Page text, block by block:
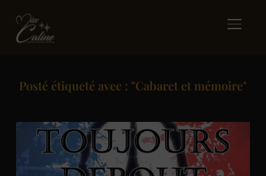
Posté étiqueté avec : "Cabaret et mémoire"